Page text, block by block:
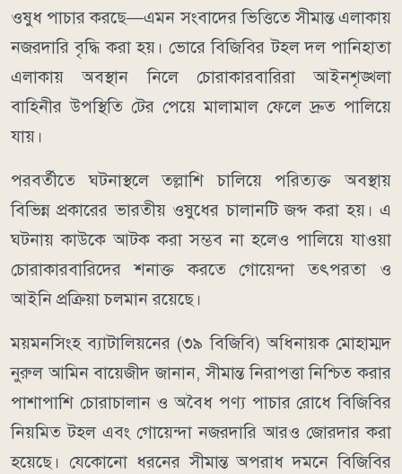
ওষুধ পাচার করছে—এমন সংবাদের ভিত্তিতে সীমান্ত এলাকায়
নজরদারি বৃদ্ধি করা হয়। ভোরে বিজিবির টহল দল পানিহাতা
এলাকায় অবস্থান নিলে চোরাকারবারিরা আইনশৃঙ্খলা
বাহিনীর উপস্থিতি টের পেয়ে মালামাল ফেলে দ্রুত পালিয়ে
যায়।
পরবর্তীতে ঘটনাস্থলে তল্লাশি চালিয়ে পরিত্যক্ত অবস্থায়
বিভিন্ন প্রকারের ভারতীয় ওষুধের চালানটি জব্দ করা হয়। এ
ঘটনায় কাউকে আটক করা সম্ভব না হলেও পালিয়ে যাওয়া
চোরাকারবারিদের শনাক্ত করতে গোয়েন্দা তৎপরতা ও
আইনি প্রক্রিয়া চলমান রয়েছে।
ময়মনসিংহ ব্যাটালিয়নের (৩৯ বিজিবি) অধিনায়ক মোহাম্মদ
নুরুল আমিন বায়েজীদ জানান, সীমান্ত নিরাপত্তা নিশ্চিত করার
পাশাপাশি চোরাচালান ও অবৈধ পণ্য পাচার রোধে বিজিবির
নিয়মিত টহল এবং গোয়েন্দা নজরদারি আরও জোরদার করা
হয়েছে। যেকোনো ধরনের সীমান্ত অপরাধ দমনে বিজিবির